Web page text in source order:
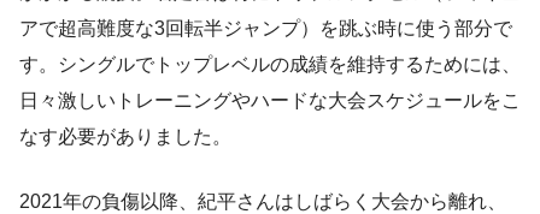
アで超高難度な3回転半ジャンプ）を跳ぶ時に使う部分で
す。シングルでトップレベルの成績を維持するためには、
日々激しいトレーニングやハードな大会スケジュールをこ
なす必要がありました。
2021年の負傷以降、紀平さんはしばらく大会から離れ、